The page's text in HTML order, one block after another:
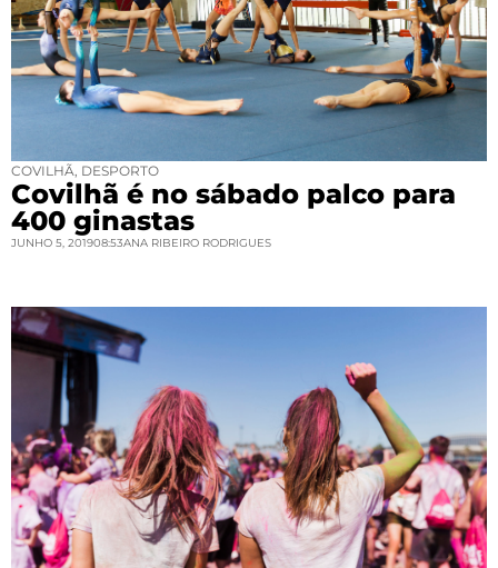
COVILHÃ DESPORTO
Covilhã é no sábado palco para
400 ginastas
JUNHO 5, 201908:53ANA RIBEIRO RODRIGUES